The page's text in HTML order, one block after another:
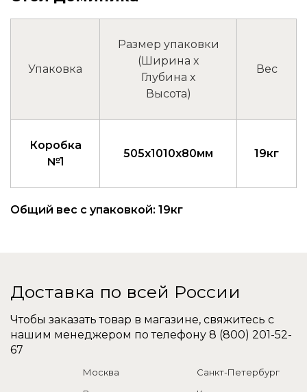
Упаковка
Размер упаковки
(Ширина x
Глубина x
Высота)
Вес
Коробка
№1
505x1010x80мм 19кг
Общий вес с упаковкой: 19кг
Доставка по всей России
Чтобы заказать товар в магазине, свяжитесь с
нашим менеджером по телефону 8 (800) 201-52-
67
Москва
Санкт-Петербург